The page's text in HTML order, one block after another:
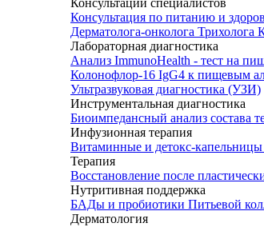
Консультации специалистов
Консультация по питанию и
Дерматолога-онколога Трихолога
Лабораторная диагностика
Анализ ImmunoHealth - тест на
Колонофлор-16 IgG4 к пищевым
Ультразвуковая диагностика (УЗИ)
Инструментальная диагностика
Биоимпедансный анализ состава
Инфузионная терапия
Витаминные и детокс-капельницы
Терапия
Восстановление после
Нутритивная поддержка
БАДы и пробиотики Питьевой
Дерматология